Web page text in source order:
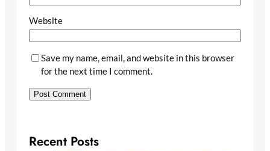
Website
Save my name, email, and website in this browser
for the next time I comment.
Recent Posts